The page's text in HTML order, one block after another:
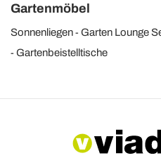
Gartenmöbel
Sonnenliegen Garten Lounge
Gartenbeistelltische